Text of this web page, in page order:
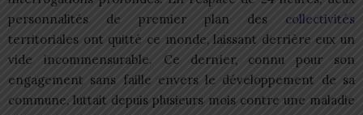
personnalités de premier plan des collectivités
territoriales ont quitté ce monde, laissant derrière eux un
vide incommensurable. Ce dernier, connu pour son
engagement sans faille envers le développement de sa
commune, luttait depuis plusieurs mois contre une maladie